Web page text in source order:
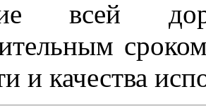
всей
и качества